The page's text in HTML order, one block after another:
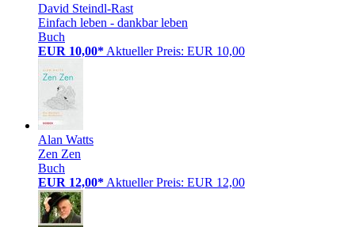
David Steindl-Rast
Einfach leben - dankbar leben
Buch
EUR 10,00* Aktueller Preis: EUR 10,00
Alan Watts
Zen Zen
Buch
EUR 12,00* Aktueller Preis: EUR 12,00